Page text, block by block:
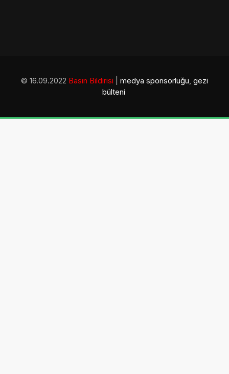
© 16.09.2022 Basın Bildirisi medya sponsorluğu, gezi
bülteni